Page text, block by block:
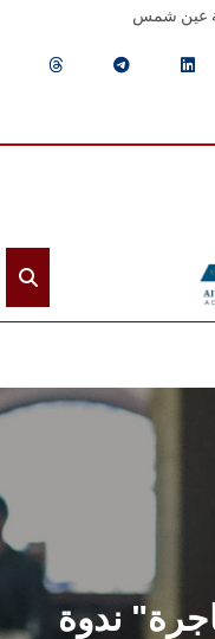
عين شمس
الرئيسيـة
القطاعـات
الشئون الأكاديمية
ندوة